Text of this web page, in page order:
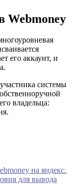
Webmoney
его аккаунт, и
системы
владельца:
на яндекс.
для вывода